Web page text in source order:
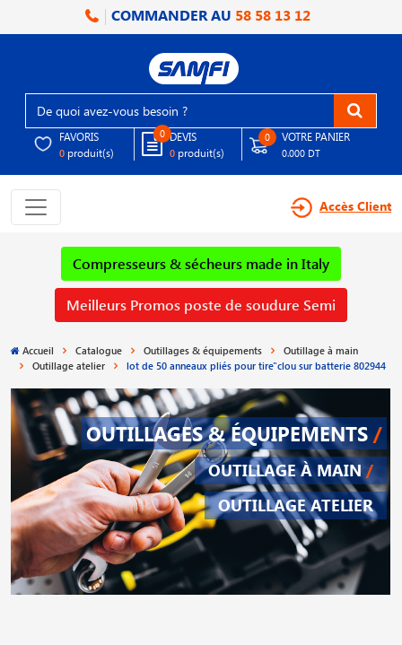
COMMANDER AU 58 58 13 12
FAVORIS
0 produit(s)
0 DEVIS
0 produit(s)
0 VOTRE PANIER
0.000 DT
Accès Client
Compresseurs & sécheurs made in Italy
Meilleurs Promos poste de soudure Semi
Accueil Catalogue Outillages & équipements
Outillage à main
Outillage atelier
lot de 50 anneaux pliés pour tire"clou sur batterie 802944
OUTILLAGES & ÉQUIPEMENTS /
OUTILLAGE À MAIN /
OUTILLAGE ATELIER